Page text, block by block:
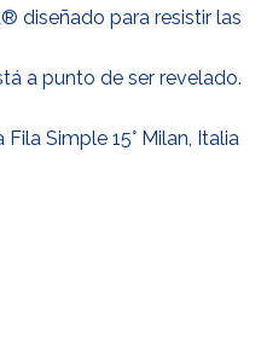
diseñado para resistir las
a punto de ser revelado.
Simple 15° Milan, Italia